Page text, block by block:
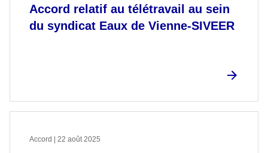
Accord relatif au télétravail au sein
du syndicat Eaux de Vienne-SIVEER
Accord | 22 août 2025